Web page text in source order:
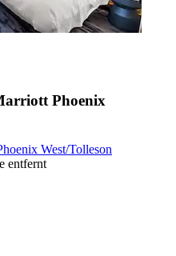
Phoenix
West/Tolleson
entfernt